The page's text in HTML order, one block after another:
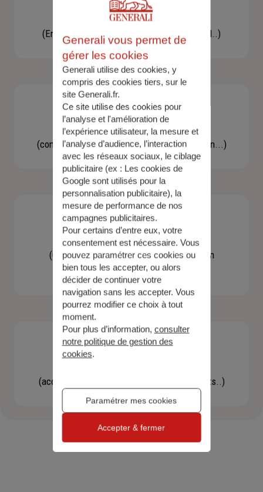
Besoin d'une assistance
(En cas d'accident, bris de glace, un conseil..)
Demande d'information
(concernant une actualité, une réglementation...)
Contacter un agent
(Obtenir un devis, une information, faire un
bilan...)
(accéder à l'espace client, gérer mes contrats..)
Generali vous permet de
gérer les cookies
Generali utilise des cookies, y
compris des cookies tiers, sur le
site Generali.fr.
Ce site utilise des cookies pour
l’analyse et l'amélioration de
l’expérience utilisateur, la mesure et
l’analyse d’audience, l’interaction
avec les réseaux sociaux, le ciblage
publicitaire (ex : Les cookies de
Google sont utilisés pour la
personnalisation publicitaire), la
mesure de performance de nos
campagnes publicitaires.
Pour certains d’entre eux, votre
consentement est nécessaire. Vous
pouvez paramétrer ces cookies ou
bien tous les accepter, ou alors
décider de continuer votre
navigation sans les accepter. Vous
pourrez modifier ce choix à tout
moment.
Pour plus d’information, consulter
notre politique de gestion des
cookies.
Paramétrer mes cookies
Accepter & fermer